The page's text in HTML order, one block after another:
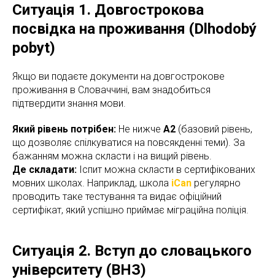
Ситуація 1. Довгострокова
посвідка на проживання (Dlhodobý
pobyt)
Якщо ви подаєте документи на довгострокове
проживання в Словаччині, вам знадобиться
підтвердити знання мови.
Який рівень потрібен: Не нижче А2 (базовий рівень,
що дозволяє спілкуватися на повсякденні теми). За
бажанням можна скласти і на вищий рівень.
Де складати: Іспит можна скласти в сертифікованих
мовних школах. Наприклад, школа iCan регулярно
проводить таке тестування та видає офіційний
сертифікат, який успішно приймає міграційна поліція.
Ситуація 2. Вступ до словацького
університету (ВНЗ)